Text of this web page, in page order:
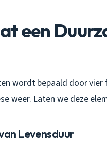
een
wordt bepaald door
weer. Laten we deze
Levensduur